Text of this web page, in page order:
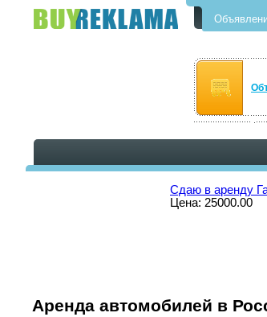
Сдаю в аренду
Цена: 25000.00
Аренда автомобилей в